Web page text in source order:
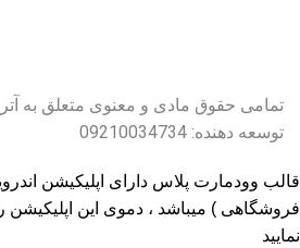
تمامی حقوق مادی و معنوی متعلق به
توسعه دهنده: 09210034734
قالب وودمارت پلاس دارای اپلیکیشن
فروشگاهی ) میباشد ، دموی این اپلیکیشن را
نمایید